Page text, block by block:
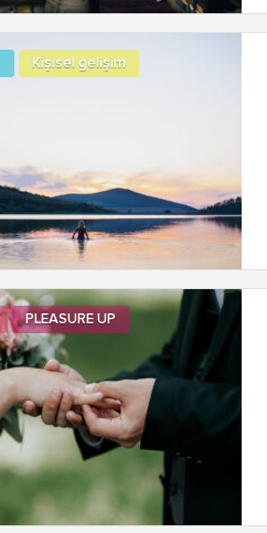
Kişisel gelişim
PLEASURE UP